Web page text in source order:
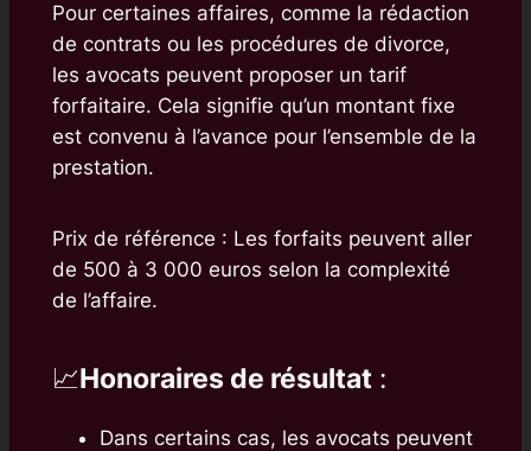
Pour certaines affaires, comme la rédaction
de contrats ou les procédures de divorce,
les avocats peuvent proposer un tarif
forfaitaire. Cela signifie qu’un montant fixe
est convenu à l’avance pour l’ensemble de la
prestation.
Prix de référence : Les forfaits peuvent aller
de 500 à 3 000 euros selon la complexité
de l’affaire.
📈Honoraires de résultat :
Dans certains cas, les avocats peuvent